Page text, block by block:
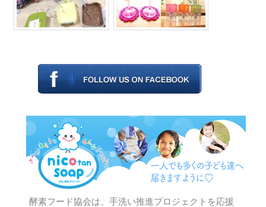
酵素フード協会は、手洗い推進プロジェクトを応援